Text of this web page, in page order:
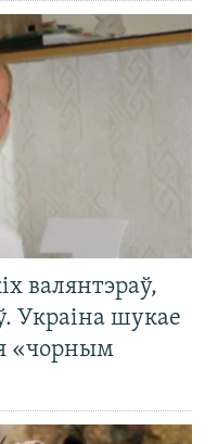
валянтэраў,
Украіна шукае
«чорным